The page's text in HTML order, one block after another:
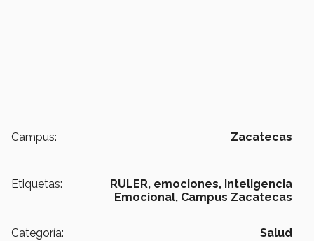
Campus: Zacatecas
Etiquetas: RULER, emociones, Inteligencia
Emocional, Campus Zacatecas
Categoría: Salud